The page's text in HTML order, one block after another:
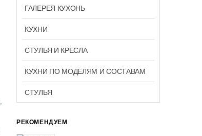
ГАЛЕРЕЯ КУХОНЬ
КУХНИ
СТУЛЬЯ И КРЕСЛА
КУХНИ ПО МОДЕЛЯМ И СОСТАВАМ
СТУЛЬЯ
РЕКОМЕНДУЕМ